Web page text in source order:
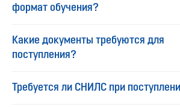
формат обучения?
Какие документы требуются для
поступления?
Требуется ли СНИЛС при